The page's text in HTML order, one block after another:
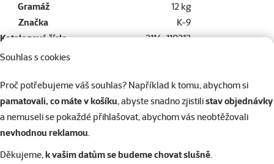
Souhlas s cookies
Proč potřebujeme váš souhlas? Například k tomu, abychom si
pamatovali, co máte v košíku, abyste snadno zjistilistav objednávky
a nemuseli se pokaždé přihlašovat, abychom vás neobtěžovali
nevhodnou reklamou.
Děkujeme,k vašim datům se budeme chovat slušně.
Gramáž
12 kg
Značka
K-9
Katalogové číslo
3114-110212
Economy
Nejlevnější
Basic+
Články a poradna